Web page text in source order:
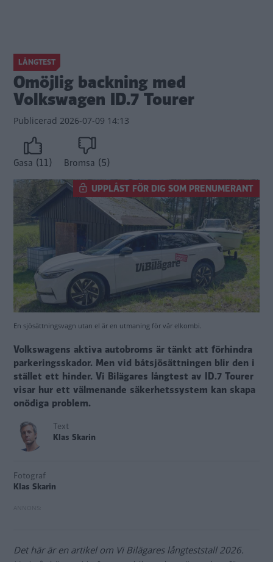
LÅNGTEST
Omöjlig backning med
Volkswagen ID.7 Tourer
Publicerad 2026-07-09 14:13
Gasa (11) Bromsa (5)
UPPLÅST FÖR DIG SOM PRENUMERANT
En sjösättningsvagn utan el är en utmaning för vår elkombi.
Volkswagens aktiva autobroms är tänkt att förhindra
parkeringsskador. Men vid båtsjösättningen blir den i
stället ett hinder. Vi Bilägares långtest av ID.7 Tourer
visar hur ett välmenande säkerhetssystem kan skapa
onödiga problem.
Text
Klas Skarin
Fotograf
Klas Skarin
Det här är en artikel om Vi Bilägares långteststall 2026.